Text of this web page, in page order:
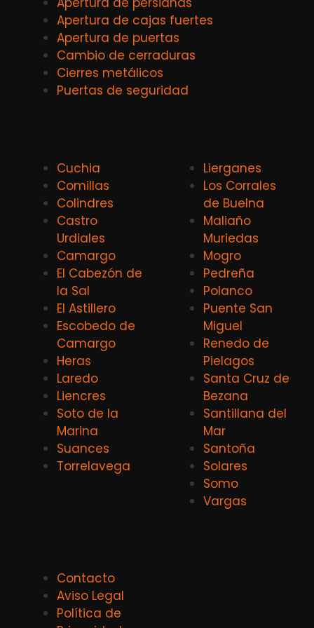
Apertura de cajas fuertes
Apertura de puertas
Cambio de cerraduras
Cierres metálicos
Puertas de seguridad
Cuchia
Comillas
Colindres
Castro
Urdiales
Camargo
El Cabezón de
la Sal
El Astillero
Escobedo de
Camargo
Heras
Laredo
Liencres
Soto de la
Marina
Suances
Torrelavega
Lierganes
Los Corrales
de Buelna
Maliaño
Muriedas
Mogro
Pedreña
Polanco
Puente San
Miguel
Renedo de
Pielagos
Santa Cruz de
Bezana
Santillana del
Mar
Santoña
Solares
Somo
Vargas
Contacto
Aviso Legal
Política de